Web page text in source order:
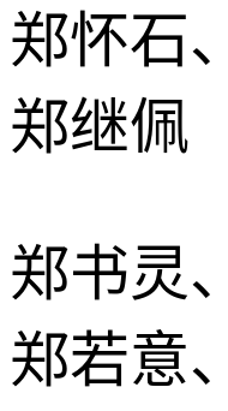
郑怀石
郑继佩
郑书灵
郑若意